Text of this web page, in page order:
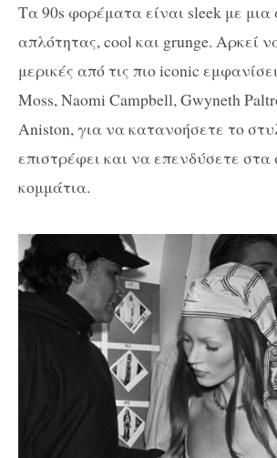
Τα 90s φορέματα είναι sleek με μια
απλότητας, cool και grunge. Αρκεί
μερικές από τις πιο iconic
Moss, Naomi Campbell, Gwyneth
Aniston, για να κατανοήσετε το
επιστρέφει και να επενδύσετε
κομμάτια.